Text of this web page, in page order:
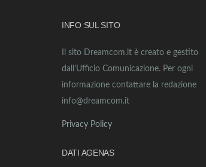
INFO SUL SITO
Il sito Dreamcom.it è creato e gestito
dall’Ufficio Comunicazione. Per ogni
informazione contattare la redazione
info@dreamcom.it
Privacy Policy
DATI AGENAS